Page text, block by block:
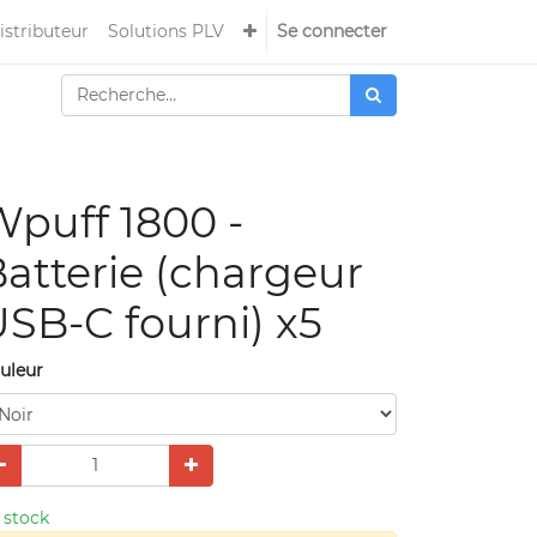
Solutions PLV Se connecter
1800 -
(chargeur
C fourni) x5
stock